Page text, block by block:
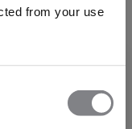
from your use